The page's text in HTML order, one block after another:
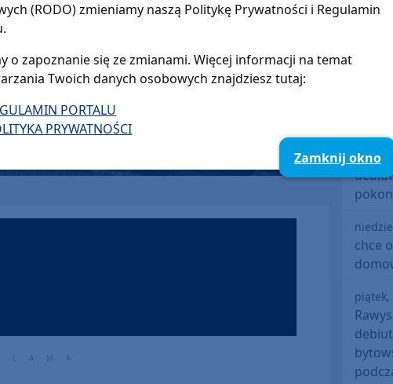
Prix
po
chce
piątek,
(RODO) zmieniamy naszą Politykę Prywatności i Regulamin
o zapoznanie się ze zmianami. Więcej informacji na temat
Twoich danych osobowych znajdziesz tutaj:
PORTALU
PRYWATNOŚCI
Zamknij okno